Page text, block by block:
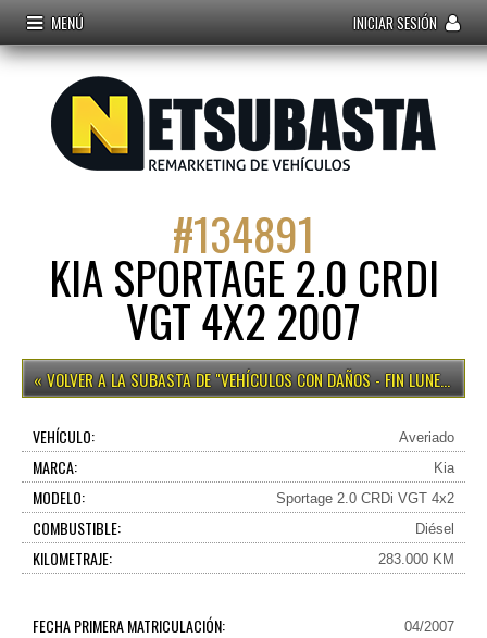
MENÚ INICIAR SESIÓN
#134891
KIA SPORTAGE 2.0 CRDI
VGT 4X2 2007
VEHÍCULOS CON DAÑOS - FIN LUNES 15H
VEHÍCULO: Averiado
MARCA: Kia
MODELO: Sportage 2.0 CRDi VGT 4x2
COMBUSTIBLE: Diésel
KILOMETRAJE: 283.000 KM
FECHA PRIMERA MATRICULACIÓN: 04/2007